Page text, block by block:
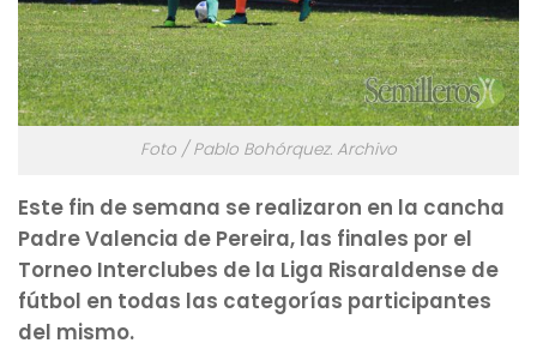
Foto / Pablo Bohórquez. Archivo
Este fin de semana se realizaron en la cancha
Padre Valencia de Pereira, las finales por el
Torneo Interclubes de la Liga Risaraldense de
fútbol en todas las categorías participantes
del mismo.